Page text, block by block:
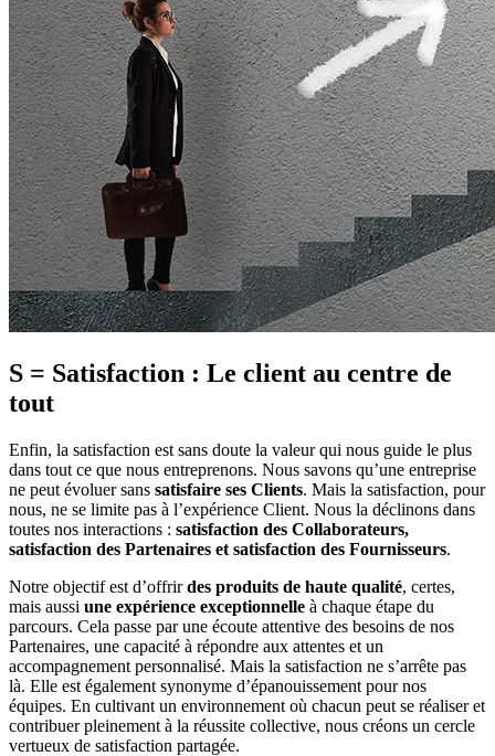
S = Satisfaction : Le client au centre de
tout
Enfin, la satisfaction est sans doute la valeur qui nous guide le plus
dans tout ce que nous entreprenons. Nous savons qu’une entreprise
ne peut évoluer sans satisfaire ses Clients. Mais la satisfaction, pour
nous, ne se limite pas à l’expérience Client. Nous la déclinons dans
toutes nos interactions : satisfaction des Collaborateurs,
satisfaction des Partenaires et satisfaction des Fournisseurs.
Notre objectif est d’offrirdes produits de haute qualité, certes,
mais aussi une expérience exceptionnelle à chaque étape du
parcours. Cela passe par une écoute attentive des besoins de nos
Partenaires, une capacité à répondre aux attentes et un
accompagnement personnalisé. Mais la satisfaction ne s’arrête pas
là. Elle est également synonyme d’épanouissement pour nos
équipes. En cultivant un environnement où chacun peut se réaliser et
contribuer pleinement à la réussite collective, nous créons un cercle
vertueux de satisfaction partagée.